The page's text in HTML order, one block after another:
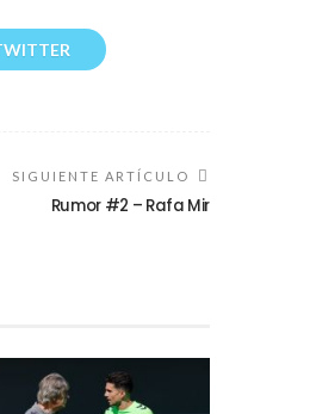
SIGUIENTE ARTÍCULO
Rumor #2 – Rafa Mir